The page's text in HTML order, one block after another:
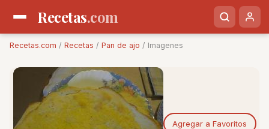
Recetas.com
Recetas.com / Recetas / Pan de ajo / Imagenes
Agregar a Favoritos